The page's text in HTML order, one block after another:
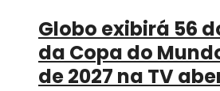
Globo exibirá 56
da Copa do
de 2027 na TV